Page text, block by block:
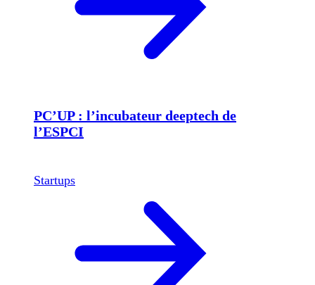
PC’UP : l’incubateur deeptech de
l’ESPCI
Startups